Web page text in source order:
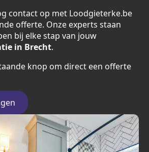
contact op met Loodgieterke.be
offerte. Onze experts staan
bij elke stap van jouw
in Brecht.
knop om direct een offerte